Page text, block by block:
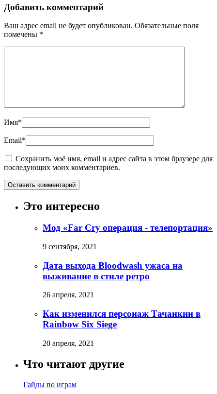
Добавить комментарий
Ваш адрес email не будет опубликован. Обязательные поля
помечены *
Имя*
Email*
Сохранить моё имя, email и адрес сайта в этом браузере для
последующих моих комментариев.
Это интересно
Мод «Far Cry операция - телепортация»
9 сентября, 2021
Дата выхода Bloodwash ужаса на
выживание в стиле ретро
26 апреля, 2021
Как изменился персонаж Тачанкин в
Rainbow Six Siege
20 апреля, 2021
Что читают другие
Гайды по играм